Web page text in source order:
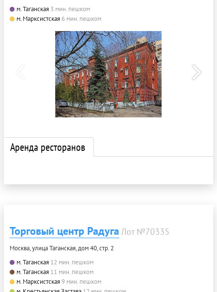
м. Таганская 3 мин. пешком
м. Марксистская 6 мин. пешком
Аренда ресторанов
Торговый центр Радуга Лот №70335
Москва, улица Таганская, дом 40, стр. 2
м. Таганская 12 мин. пешком
м. Таганская 11 мин. пешком
м. Марксистская9 мин. пешком